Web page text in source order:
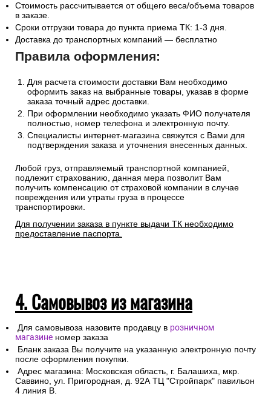
Стоимость рассчитывается от общего веса/объема товаров
в заказе.
Сроки отгрузки товара до пункта приема ТК: 1-3 дня.
Доставка до транспортных компаний — бесплатно
Правила оформления:
Для расчета стоимости доставки Вам необходимо
оформить заказ на выбранные товары, указав в форме
заказа точный адрес доставки.
При оформлении необходимо указать ФИО получателя
полностью, номер телефона и электронную почту.
Специалисты интернет-магазина свяжутся с Вами для
подтверждения заказа и уточнения внесенных данных.
Любой груз, отправляемый транспортной компанией,
подлежит страхованию, данная мера позволит Вам
получить компенсацию от страховой компании в случае
повреждения или утраты груза в процессе
транспортировки.
Для получении заказа в пункте выдачи ТК необходимо
предоставление паспорта.
4. Самовывоз из магазина
Для самовывоза назовите продавцу в розничном
магазине номер заказа
Бланк заказа Вы получите на указанную электронную почту
после оформления покупки.
Адрес магазина: Московская область, г. Балашиха, мкр.
Саввино, ул. Пригородная, д. 92А ТЦ "Стройпарк" павильон
4 линия В.